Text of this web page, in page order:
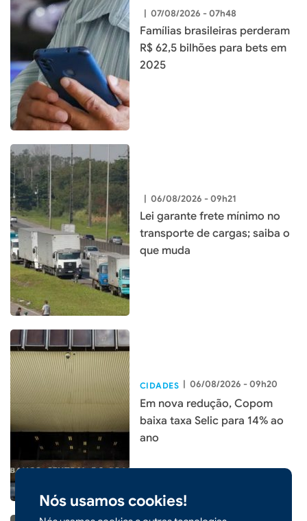
Nós usamos cookies!
| 07/08/2026 - 07h48
Famílias brasileiras perderam
R$ 62,5 bilhões para bets em
2025
| 06/08/2026 - 09h21
Lei garante frete mínimo no
transporte de cargas; saiba o
que muda
CIDADES | 06/08/2026 - 09h20
Em nova redução, Copom
baixa taxa Selic para 14% ao
ano